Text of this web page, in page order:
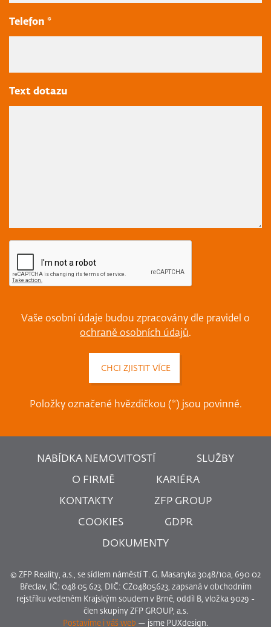
Telefon *
Text dotazu
Vaše osobní údaje budou zpracovány dle pravidel o
ochraně osobních údajů.
Položky označené hvězdičkou (*) jsou povinné.
NABÍDKA NEMOVITOSTÍ SLUŽBY
O FIRMĚ KARIÉRA
KONTAKTY ZFP GROUP
COOKIES GDPR
DOKUMENTY
© ZFP Reality, a.s., se sídlem náměstí T. G. Masaryka 3048/10a, 690 02
Břeclav, IČ: 048 05 623, DIČ: CZ04805623, zapsaná v obchodním
rejstříku vedeném Krajským soudem v Brně, oddíl B, vložka 9029 -
člen skupiny ZFP GROUP, a.s.
Postavíme i váš web — jsme PUXdesign.